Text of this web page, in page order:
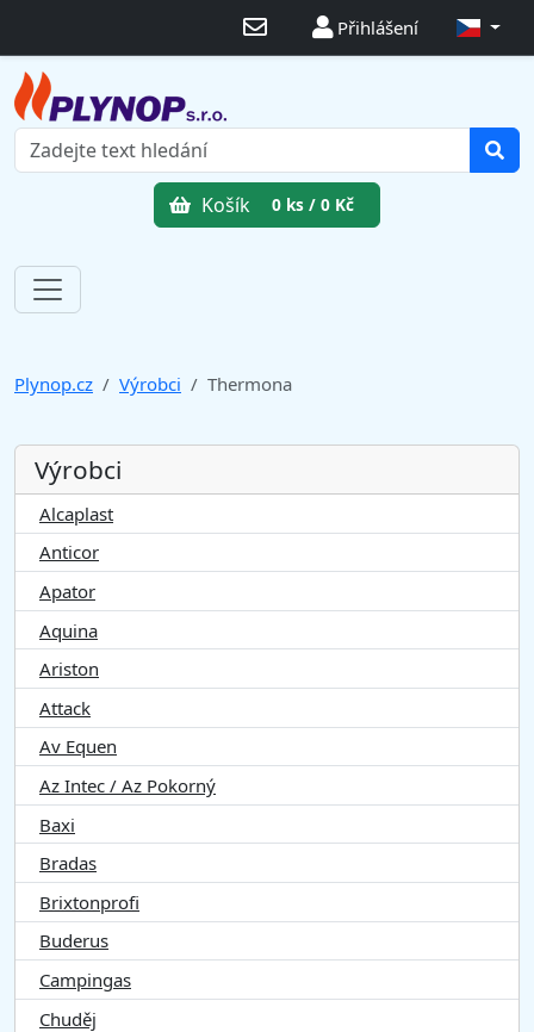
Přihlášení
Košík 0 ks / 0 Kč
Plynop.cz Výrobci Thermona
Výrobci
Alcaplast
Anticor
Apator
Aquina
Ariston
Attack
Av Equen
Az Intec / Az Pokorný
Baxi
Bradas
Brixtonprofi
Buderus
Campingas
Chuděj